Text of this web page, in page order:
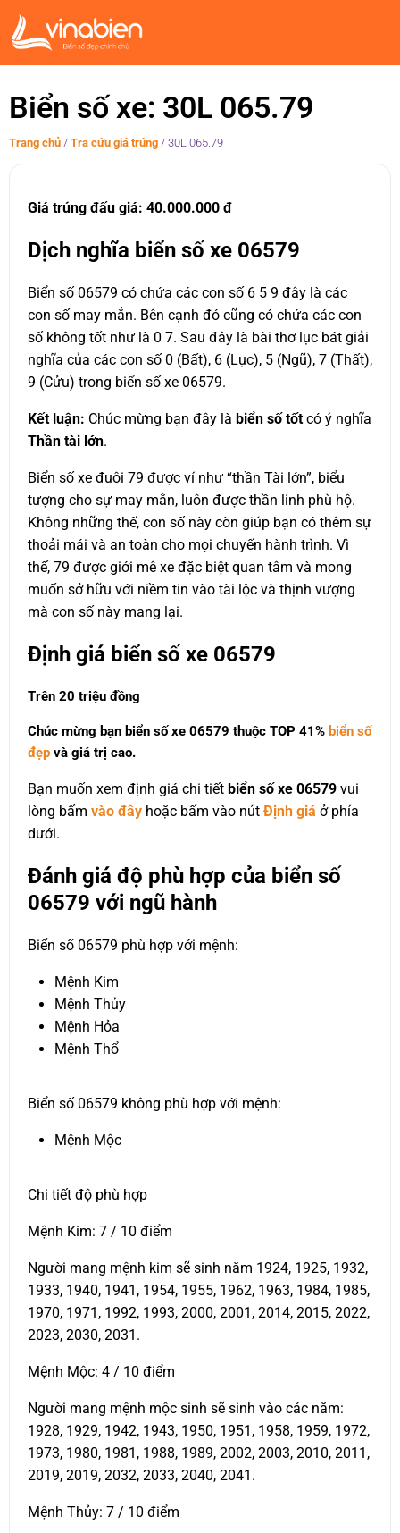
Biển số xe: 30L 065.79
Trang chủ / Tra cứu giá trúng / 30L 065.79
Giá trúng đấu giá: 40.000.000 đ
Dịch nghĩa biển số xe 06579
Biển số 06579 có chứa các con số 6 5 9 đây là các
con số may mắn. Bên cạnh đó cũng có chứa các con
số không tốt như là 0 7. Sau đây là bài thơ lục bát giải
nghĩa của các con số 0 (Bất), 6 (Lục), 5 (Ngũ), 7 (Thất),
9 (Cửu) trong biển số xe 06579.
Kết luận: Chúc mừng bạn đây là biển số tốt có ý nghĩa
Thần tài lớn.
Biển số xe đuôi 79 được ví như “thần Tài lớn”, biểu
tượng cho sự may mắn, luôn được thần linh phù hộ.
Không những thế, con số này còn giúp bạn có thêm sự
thoải mái và an toàn cho mọi chuyến hành trình. Vì
thế, 79 được giới mê xe đặc biệt quan tâm và mong
muốn sở hữu với niềm tin vào tài lộc và thịnh vượng
mà con số này mang lại.
Định giá biển số xe 06579
Trên 20 triệu đồng
Chúc mừng bạn biển số xe 06579 thuộc TOP 41% biển số
đẹp và giá trị cao.
Bạn muốn xem định giá chi tiết biển số xe 06579 vui
lòng bấm vào đây hoặc bấm vào nút Định giá ở phía
dưới.
Đánh giá độ phù hợp của biển số
06579 với ngũ hành
Biển số 06579 phù hợp với mệnh:
Mệnh Kim
Mệnh Thủy
Mệnh Hỏa
Mệnh Thổ
Biển số 06579 không phù hợp với mệnh:
Mệnh Mộc
Chi tiết độ phù hợp
Mệnh Kim: 7 / 10 điểm
Người mang mệnh kim sẽ sinh năm 1924, 1925, 1932,
1933, 1940, 1941, 1954, 1955, 1962, 1963, 1984, 1985,
1970, 1971, 1992, 1993, 2000, 2001, 2014, 2015, 2022,
2023, 2030, 2031.
Mệnh Mộc: 4 / 10 điểm
Người mang mệnh mộc sinh sẽ sinh vào các năm:
1928, 1929, 1942, 1943, 1950, 1951, 1958, 1959, 1972,
1973, 1980, 1981, 1988, 1989, 2002, 2003, 2010, 2011,
2019, 2019, 2032, 2033, 2040, 2041.
Mệnh Thủy: 7 / 10 điểm